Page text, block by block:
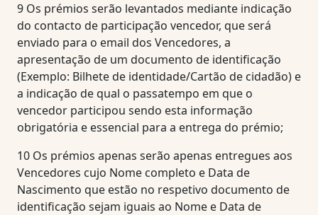
9 Os prémios serão levantados mediante indicação
do contacto de participação vencedor, que será
enviado para o email dos Vencedores, a
apresentação de um documento de identificação
(Exemplo: Bilhete de identidade/Cartão de cidadão) e
a indicação de qual o passatempo em que o
vencedor participou sendo esta informação
obrigatória e essencial para a entrega do prémio;
10 Os prémios apenas serão apenas entregues aos
Vencedores cujo Nome completo e Data de
Nascimento que estão no respetivo documento de
identificação sejam iguais ao Nome e Data de